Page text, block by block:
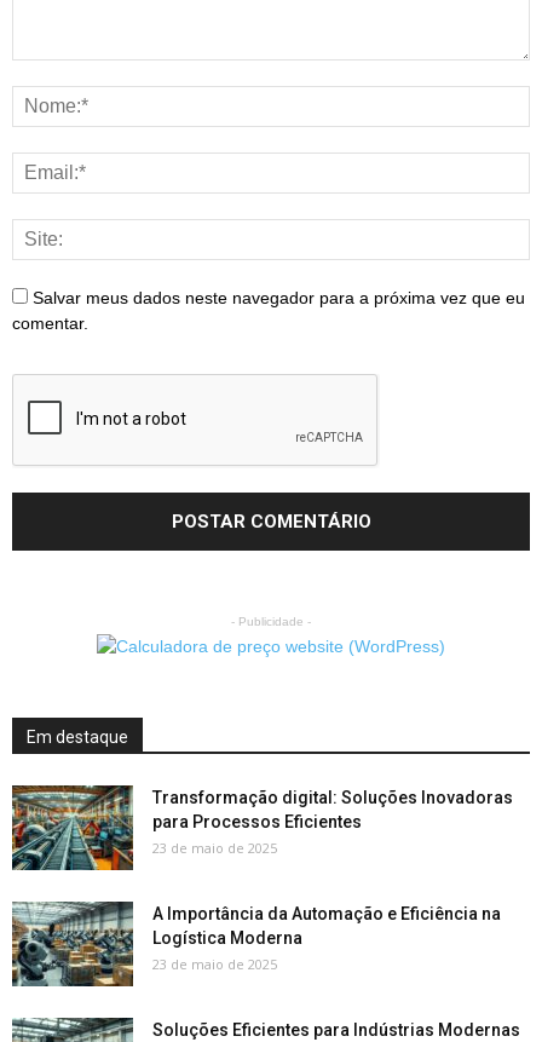
Salvar meus dados neste navegador para a próxima vez que eu
comentar.
- Publicidade -
Em destaque
Transformação digital: Soluções Inovadoras
para Processos Eficientes
23 de maio de 2025
A Importância da Automação e Eficiência na
Logística Moderna
23 de maio de 2025
Soluções Eficientes para Indústrias Modernas